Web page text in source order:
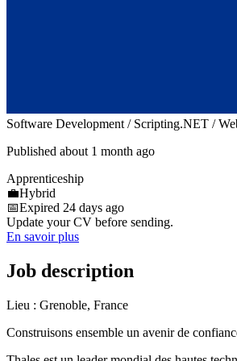
Software Development / Scripting.NET /
Published about 1 month ago
Apprenticeship
💼Hybrid
📅Expired 24 days ago
Update your CV before sending.
En savoir plus
Job description
Lieu : Grenoble, France
Construisons ensemble un avenir de